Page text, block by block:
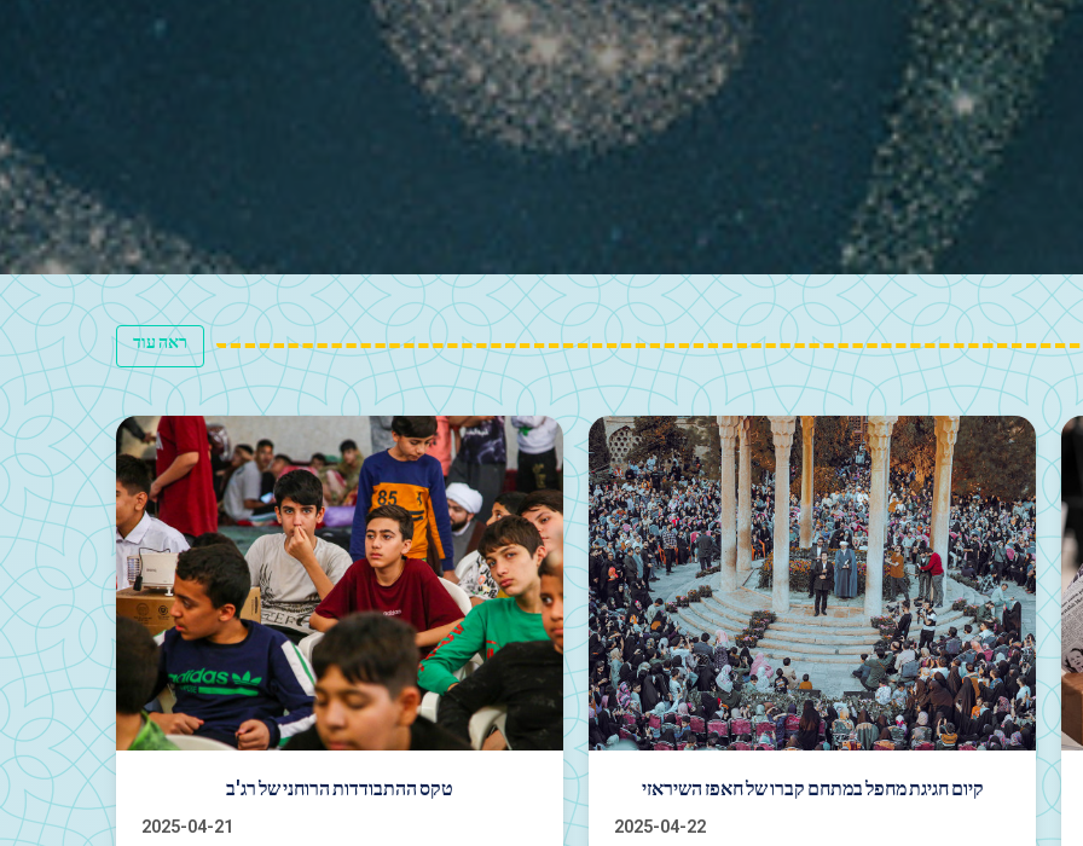
ראה עוד
טקס ההתבודדות הרוחני של רג'ב
2025-04-21
קארן הומאיוּנפאר נבחר לדמות האמנותית של השנה
2025-04-20